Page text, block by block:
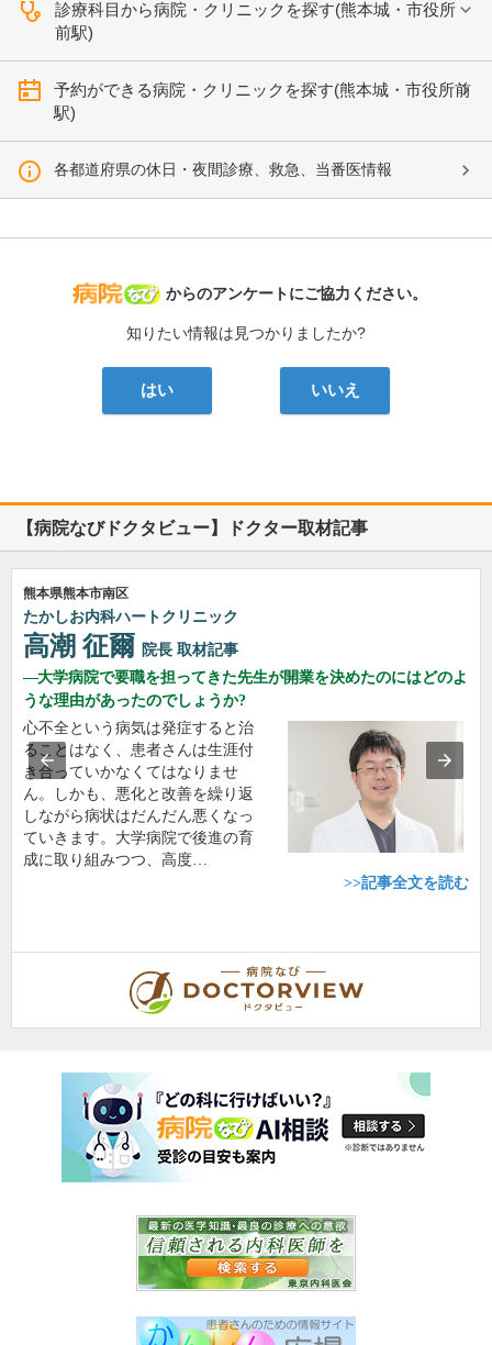
診療科目から病院・クリニックを探す(熊本城・市役所
前駅)
予約ができる病院・クリニックを探す(熊本城・市役所前
駅)
各都道府県の休日・夜間診療、救急、当番医情報
病院なび
からのアンケートにご協力ください。
知りたい情報は見つかりましたか?
はい いいえ
【病院なびドクタビュー】ドクター取材記事
熊本県熊本市南区
たかしお内科ハートクリニック
高潮 征爾 院長 取材記事
大学病院で要職を担ってきた先生が開業を決めたのにはどのよ
うな理由があったのでしょうか?
心不全という病気は発症すると治
ることはなく、患者さんは生涯付
き合っていかなくてはなりませ
ん。しかも、悪化と改善を繰り返
しながら病状はだんだん悪くなっ
ていきます。大学病院で後進の育
成に取り組みつつ、高度…
>>記事全文を読む